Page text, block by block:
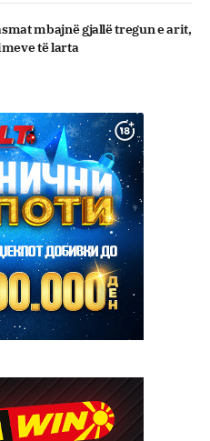
mbajnë gjallë tregun e arit,
të larta